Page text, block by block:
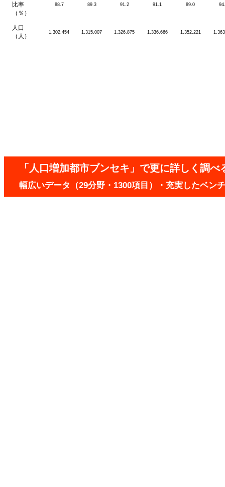
比率
（％）
88.7 89.3 91.2 91.1 89.0
人口
（人）
1,302,454 1,315,007 1,326,875 1,336,666 1,352,221
「人口増加都市ブンセキ」で更に詳しく調べ
幅広いデータ（29分野・1300項目）・充実したベン